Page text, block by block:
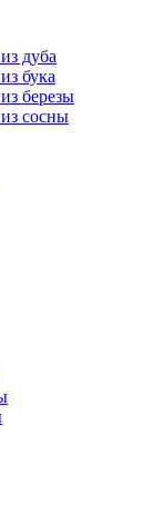
дуба
бука
березы
сосны